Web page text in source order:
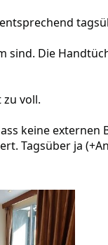
sind. Die
voll.
keine externen
Tagsüber ja